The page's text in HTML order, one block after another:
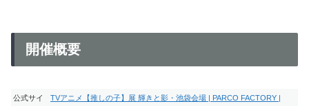
開催概要
公式サイ
TVアニメ【推しの子】展 輝きと影・池袋会場 | PARCO FACTORY |